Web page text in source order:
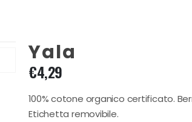
Yala
€4,29
100% cotone organico certificato.
Etichetta removibile.